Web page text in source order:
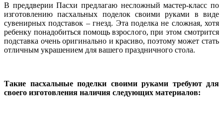
В преддверии Пасхи предлагаю несложный мастер-класс по
изготовлению пасхальных поделок своими руками в виде
сувенирных подставок – гнезд. Эта поделка не сложная, хотя
ребенку понадобиться помощь взрослого, при этом смотрится
подставка очень оригинально и красиво, поэтому может стать
отличным украшением для вашего праздничного стола.
Такие пасхальные поделки своими руками требуют для
своего изготовления наличия следующих материалов: